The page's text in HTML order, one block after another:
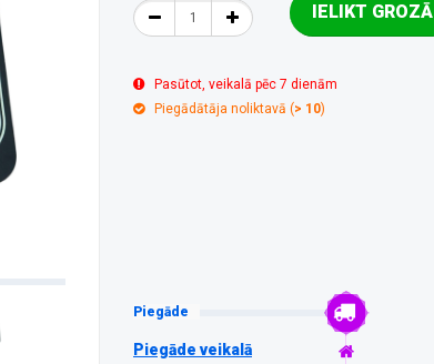
IELIKT GROZĀ
Pasūtot, veikalā pēc 7 dienām
Piegādātāja noliktavā (> 10)
Piegāde
Piegāde veikalā